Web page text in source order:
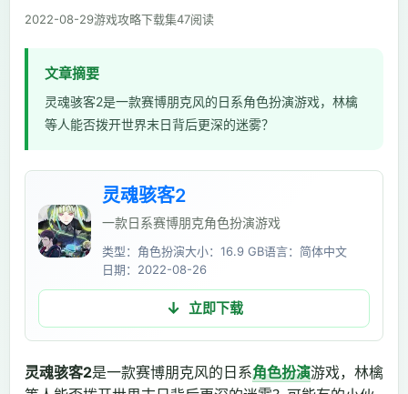
2022-08-29游戏攻略下载集47阅读
文章摘要
灵魂骇客2是一款赛博朋克风的日系角色扮演游戏，林檎
等人能否拨开世界末日背后更深的迷雾？
灵魂骇客2
一款日系赛博朋克角色扮演游戏
类型：角色扮演大小：16.9 GB语言：简体中文
日期：2022-08-26
立即下载
灵魂骇客2是一款赛博朋克风的日系角色扮演游戏，林檎